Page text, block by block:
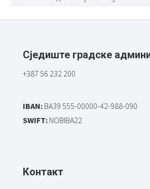
Сједиште градске
+387 56 232 200
IBAN:BA39 555-00000-42-988-090
SWIFT:NOBIBA22
Контакт